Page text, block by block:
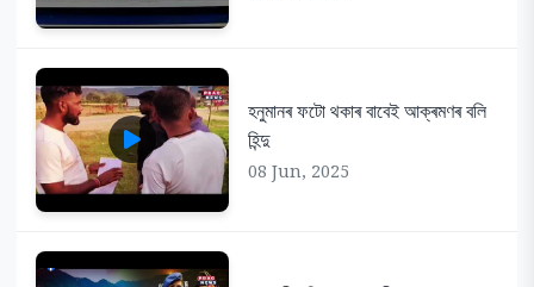
হনুমানৰ ফটো থকাৰ বাবেই আক্ৰমণৰ বলি
হিন্দু
08 Jun, 2025